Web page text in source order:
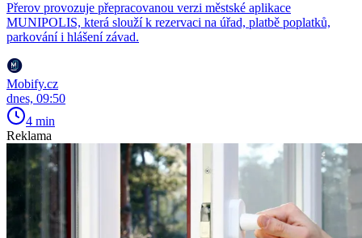
Přerov provozuje přepracovanou verzi městské aplikace
MUNIPOLIS, která slouží k rezervaci na úřad, platbě poplatků,
parkování i hlášení závad.
Mobify.cz
dnes, 09:50
4 min
Reklama